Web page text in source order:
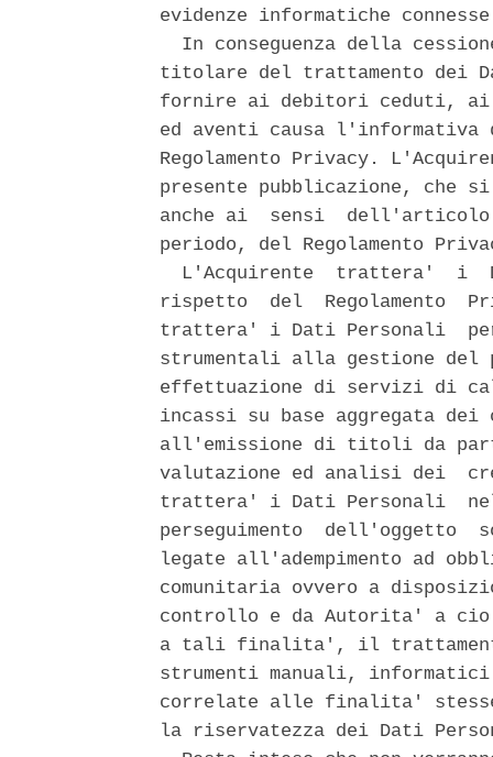
evidenze informatiche
In conseguenza della
titolare del trattamento dei
fornire ai debitori ceduti,
ed aventi causa
Regolamento Privacy.
presente pubblicazione, che
anche ai  sensi
periodo, del Regolamento
L'Acquirente  trattera'  i
rispetto  del  Regolamento
trattera' i Dati Personali
strumentali alla gestione
effettuazione di servizi di
incassi su base aggregata
all'emissione di titoli da
valutazione ed analisi dei
trattera' i Dati Personali
perseguimento
legate all'adempimento ad
comunitaria ovvero a
controllo e da Autorita' a
a tali finalita', il trattamento
strumenti manuali,
correlate alle finalita' stesse
la riservatezza dei Dati